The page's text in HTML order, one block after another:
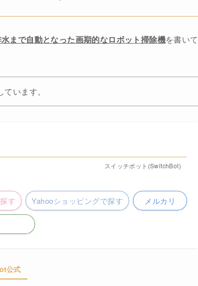
まで自動となった画期的なロボット掃除機を書いて
います。
スイッチボット(SwitchBot)
す Yahooショッピングで探す メルカリ
公式